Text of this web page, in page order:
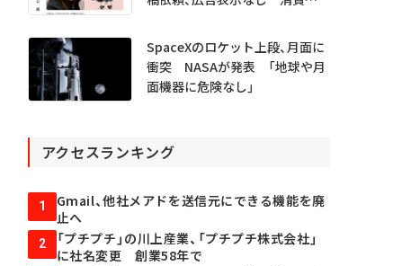
SpaceXのロケット上段、月面に
衝突 NASAが発表 「地球や月
面機器に危険なし」
アクセスランキング
1
Gmail、他社メアドを送信元にできる機能を廃
止へ
2
「プチプチ」の川上産業、「プチプチ株式会社」
に社名変更 創業58年で